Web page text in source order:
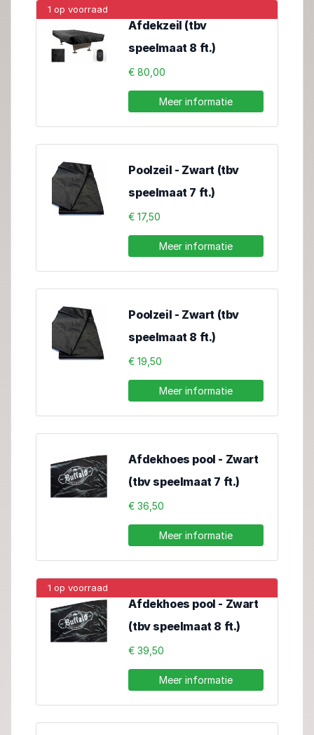
1 op voorraad
Afdekzeil (tbv
speelmaat 8 ft.)
€ 80,00
Meer informatie
Poolzeil - Zwart (tbv
speelmaat 7 ft.)
€ 17,50
Meer informatie
Poolzeil - Zwart (tbv
speelmaat 8 ft.)
€ 19,50
Meer informatie
Afdekhoes pool - Zwart
(tbv speelmaat 7 ft.)
€ 36,50
Meer informatie
1 op voorraad
Afdekhoes pool - Zwart
(tbv speelmaat 8 ft.)
€ 39,50
Meer informatie